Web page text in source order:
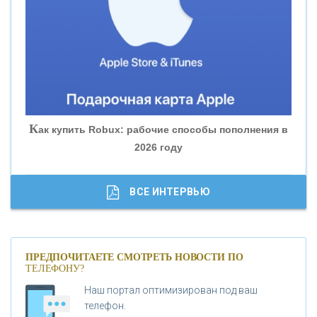
«БАНК ГЛОБЭКС»
«СОВКОМБАНК»
«ГАЗПРОМБАНК»
«МОСКОВСКИЙ КРЕДИТНЫЙ БАНК»
Как купить Robux: рабочие способы пополнения в
2026 году
ВСЕ ИНТЕРВЬЮ
ПРЕДПОЧИТАЕТЕ СМОТРЕТЬ НОВОСТИ ПО
ТЕЛЕФОНУ?
Наш портал оптимизирован под ваш
телефон.